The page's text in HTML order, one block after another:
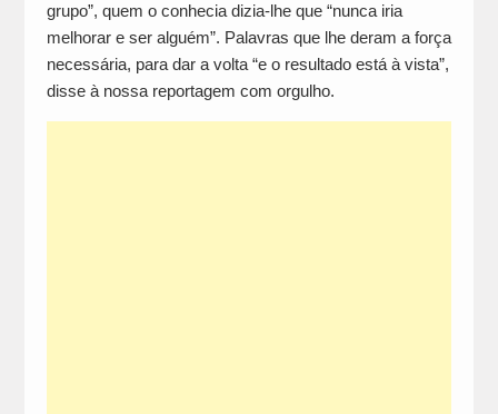
grupo”, quem o conhecia dizia-lhe que “nunca iria
melhorar e ser alguém”. Palavras que lhe deram a força
necessária, para dar a volta “e o resultado está à vista”,
disse à nossa reportagem com orgulho.